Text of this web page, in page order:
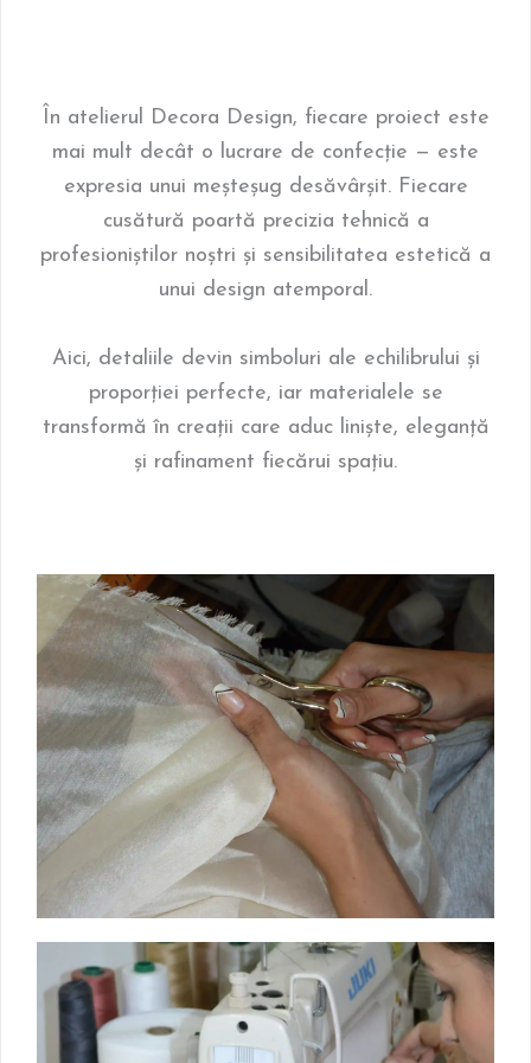
În atelierul Decora Design, fiecare proiect este
mai mult decât o lucrare de confecție — este
expresia unui meșteșug desăvârșit. Fiecare
cusătură poartă precizia tehnică a
profesioniștilor noștri și sensibilitatea estetică a
unui design atemporal.
Aici, detaliile devin simboluri ale echilibrului și
proporției perfecte, iar materialele se
transformă în creații care aduc liniște, eleganță
și rafinament fiecărui spațiu.